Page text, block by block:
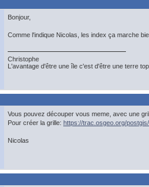
Bonjour,
Comme l'indique Nicolas, les index ça marche
Christophe
L'avantage d'être une île c'est d'être une terre
Vous pouvez découper vous meme, avec une
Pour créer la grille: https://trac.osgeo.org/
Nicolas